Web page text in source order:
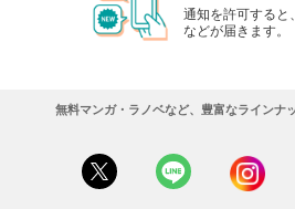
通知を許可すると
などが届きます。
無料マンガ・ラノベなど、豊富なラインナ